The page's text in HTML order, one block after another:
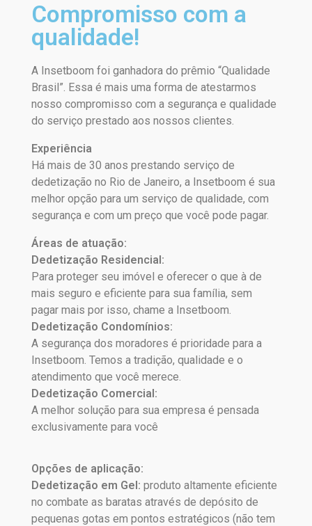
Compromisso com a
qualidade!
A Insetboom foi ganhadora do prêmio “Qualidade
Brasil”. Essa é mais uma forma de atestarmos
nosso compromisso com a segurança e qualidade
do serviço prestado aos nossos clientes.
Experiência
Há mais de 30 anos prestando serviço de
dedetização no Rio de Janeiro, a Insetboom é sua
melhor opção para um serviço de qualidade, com
segurança e com um preço que você pode pagar.
Áreas de atuação:
Dedetização Residencial:
Para proteger seu imóvel e oferecer o que à de
mais seguro e eficiente para sua família, sem
pagar mais por isso, chame a Insetboom.
Dedetização Condomínios:
A segurança dos moradores é prioridade para a
Insetboom. Temos a tradição, qualidade e o
atendimento que você merece.
Dedetização Comercial:
A melhor solução para sua empresa é pensada
exclusivamente para você
Opções de aplicação:
Dedetização em Gel: produto altamente eficiente
no combate as baratas através de depósito de
pequenas gotas em pontos estratégicos (não tem